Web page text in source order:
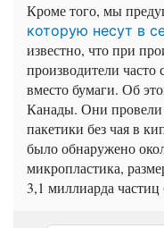
Кроме того, мы
которую несут в
известно, что при
производители часто
вместо бумаги. Об
Канады. Они провели
пакетики без чая в
было обнаружено
микропластика,
3,1 миллиарда